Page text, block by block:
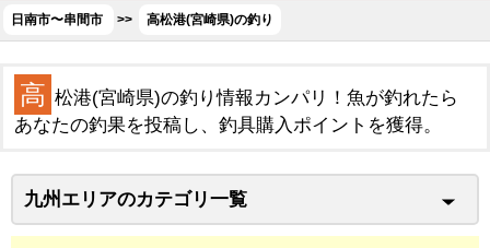
日南市〜串間市 >> 高松港(宮崎県)の釣り
高 松港(宮崎県)の釣り情報カンパリ！魚が釣れたら
あなたの釣果を投稿し、釣具購入ポイントを獲得。
九州エリアのカテゴリ一覧